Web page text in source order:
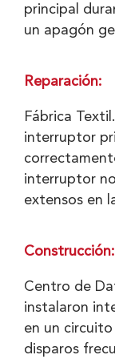
principal
un apagón
Reparación:
Fábrica
interruptor
interruptor
extensos en
Construcción:
Centro de
instalaron
en un
disparos